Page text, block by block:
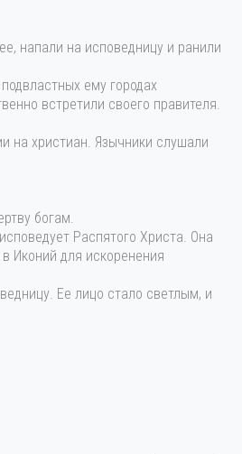
напали на исповедницу и ранили
ему городах
встретили своего правителя.
на христиан. Язычники слушали
богам.
Распятого Христа. Она
Иконий для искоренения
Ее лицо стало светлым, и